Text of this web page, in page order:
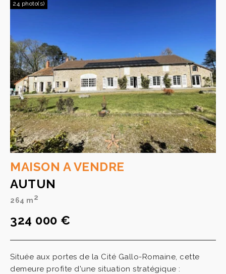
24 photo(s)
MAISON A VENDRE
AUTUN
264 m2
324 000 €
Située aux portes de la Cité Gallo-Romaine, cette
demeure profite d'une situation stratégique :